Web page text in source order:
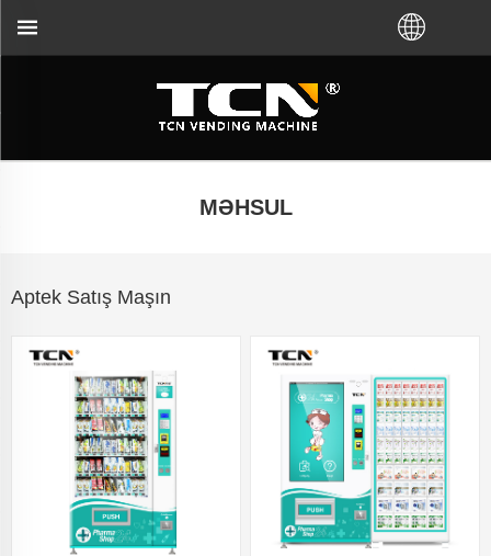
MƏHSUL
Aptek Satış Maşın
avtomatına rəhbərlik və problemlərin aradan